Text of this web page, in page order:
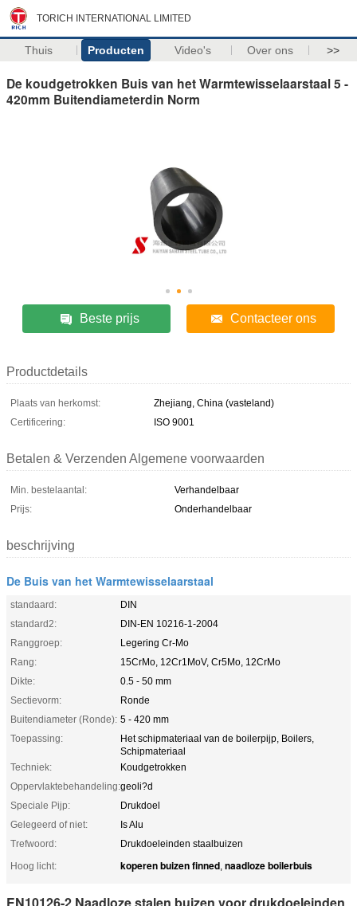
TORICH INTERNATIONAL LIMITED
Thuis Producten Video's Over ons >>
De koudgetrokken Buis van het Warmtewisselaarstaal 5 -
420mm Buitendiameterdin Norm
Beste prijs Contacteer ons
Productdetails
Plaats van herkomst:
Zhejiang, China (vasteland)
Certificering:
ISO 9001
Betalen & Verzenden Algemene voorwaarden
Min. bestelaantal:
Verhandelbaar
Prijs:
Onderhandelbaar
beschrijving
De Buis van het Warmtewisselaarstaal
standaard:
DIN
standard2:
DIN-EN 10216-1-2004
Ranggroep:
Legering Cr-Mo
Rang:
15CrMo, 12Cr1MoV, Cr5Mo, 12CrMo
Dikte:
0.5 - 50 mm
Sectievorm:
Ronde
Buitendiameter (Ronde): 5 - 420 mm
Toepassing:
Het schipmateriaal van de boilerpijp, Boilers,
Schipmateriaal
Techniek:
Koudgetrokken
Oppervlaktebehandeling:geoli?d
Speciale Pijp:
Drukdoel
Gelegeerd of niet:
Is Alu
Trefwoord:
Drukdoeleinden staalbuizen
Hoog licht:
koperen buizen finned, naadloze boilerbuis
EN10126-2 Naadloze stalen buizen voor drukdoeleinden